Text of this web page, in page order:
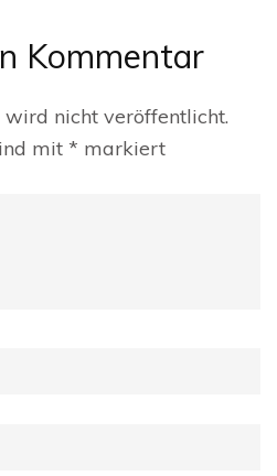
Kommentar
wird nicht veröffentlicht.
mit * markiert